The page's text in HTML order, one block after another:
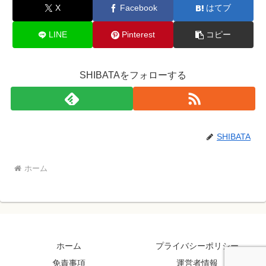
X Facebook はてブ
LINE Pinterest コピー
SHIBATAをフォローする
SHIBATA
ホーム
ホーム
プライバシーポリシー
免責事項
運営者情報